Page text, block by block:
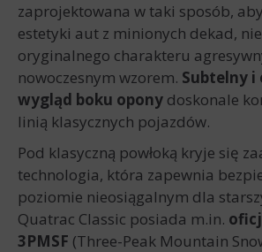
zaprojektowana w taki sposób,
estetyki aut z minionych dekad,
oryginalnego charakteru
nowoczesnym wzorem. Subtelny i
wygląd boku opony doskonale
linią klasycznych pojazdów.
Pod klasyczną powłoką kryje się
technologia, która zapewnia
poziomie nieosiągalnym dla
Quatrac Classic posiada m.in.
3PMSF (Three-Peak Mountain